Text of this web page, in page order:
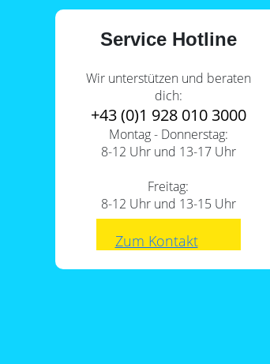
Service Hotline
Wir unterstützen und beraten
dich:
+43 (0)1 928 010 3000
Montag - Donnerstag:
8-12 Uhr und 13-17 Uhr
Freitag:
8-12 Uhr und 13-15 Uhr
Zum Kontakt